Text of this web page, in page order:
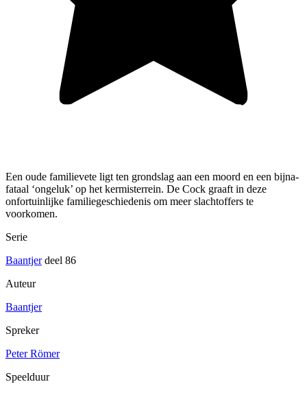
Een oude familievete ligt ten grondslag aan een moord en een bijna-
fataal ‘ongeluk’ op het kermisterrein. De Cock graaft in deze
onfortuinlijke familiegeschiedenis om meer slachtoffers te
voorkomen.
Serie
Baantjerdeel 86
Auteur
Baantjer
Spreker
Peter Römer
Speelduur